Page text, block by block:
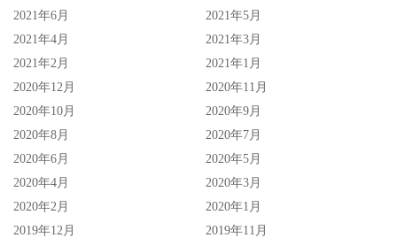
2021年6月
2021年5月
2021年4月
2021年3月
2021年2月
2021年1月
2020年12月
2020年11月
2020年10月
2020年9月
2020年8月
2020年7月
2020年6月
2020年5月
2020年4月
2020年3月
2020年2月
2020年1月
2019年12月
2019年11月